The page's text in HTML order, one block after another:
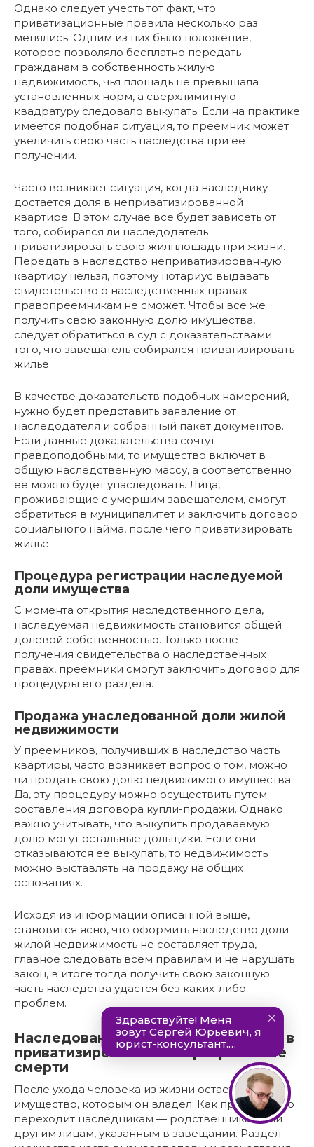
Однако следует учесть тот факт, что
приватизационные правила несколько раз
менялись. Одним из них было положение,
которое позволяло бесплатно передать
гражданам в собственность жилую
недвижимость, чья площадь не превышала
установленных норм, а сверхлимитную
квадратуру следовало выкупать. Если на практике
имеется подобная ситуация, то преемник может
увеличить свою часть наследства при ее
получении.
Часто возникает ситуация, когда наследнику
достается доля в неприватизированной
квартире. В этом случае все будет зависеть от
того, собирался ли наследодатель
приватизировать свою жилплощадь при жизни.
Передать в наследство неприватизированную
квартиру нельзя, поэтому нотариус выдавать
свидетельство о наследственных правах
правопреемникам не сможет. Чтобы все же
получить свою законную долю имущества,
следует обратиться в суд с доказательствами
того, что завещатель собирался приватизировать
жилье.
В качестве доказательств подобных намерений,
нужно будет представить заявление от
наследодателя и собранный пакет документов.
Если данные доказательства сочтут
правдоподобными, то имущество включат в
общую наследственную массу, а соответственно
ее можно будет унаследовать. Лица,
проживающие с умершим завещателем, смогут
обратиться в муниципалитет и заключить договор
социального найма, после чего приватизировать
жилье.
Процедура регистрации наследуемой
доли имущества
С момента открытия наследственного дела,
наследуемая недвижимость становится общей
долевой собственностью. Только после
получения свидетельства о наследственных
правах, преемники смогут заключить договор для
процедуры его раздела.
Продажа унаследованной доли жилой
недвижимости
У преемников, получивших в наследство часть
квартиры, часто возникает вопрос о том, можно
ли продать свою долю недвижимого имущества.
Да, эту процедуру можно осуществить путем
составления договора купли-продажи. Однако
важно учитывать, что выкупить продаваемую
долю могут остальные дольщики. Если они
отказываются ее выкупать, то недвижимость
можно выставлять на продажу на общих
основаниях.
Исходя из информации описанной выше,
становится ясно, что оформить наследство доли
жилой недвижимость не составляет труда,
главное следовать всем правилам и не нарушать
закон, в итоге тогда получить свою законную
часть наследства удастся без каких-либо
проблем.
Наследование и оформление доли в
приватизированной квартире после
смерти
После ухода человека из жизни остается
имущество, которым он владел. Как правило, оно
переходит наследникам — родственникам или
другим лицам, указанным в завещании. Раздел